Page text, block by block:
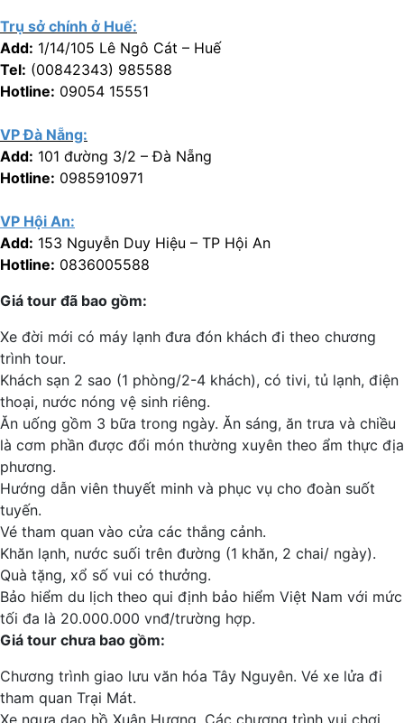
Trụ sở chính ở Huế:
Add: 1/14/105 Lê Ngô Cát – Huế
Tel: (00842343) 985588
Hotline: 09054 15551
VP Đà Nẵng:
Add: 101 đường 3/2 – Đà Nẵng
Hotline: 0985910971
VP Hội An:
Add: 153 Nguyễn Duy Hiệu – TP Hội An
Hotline: 0836005588
Giá tour đã bao gồm:
Xe đời mới có máy lạnh đưa đón khách đi theo chương
trình tour.
Khách sạn 2 sao (1 phòng/2-4 khách), có tivi, tủ lạnh, điện
thoại, nước nóng vệ sinh riêng.
Ăn uống gồm 3 bữa trong ngày. Ăn sáng, ăn trưa và chiều
là cơm phần được đổi món thường xuyên theo ẩm thực địa
phương.
Hướng dẫn viên thuyết minh và phục vụ cho đoàn suốt
tuyến.
Vé tham quan vào cửa các thắng cảnh.
Khăn lạnh, nước suối trên đường (1 khăn, 2 chai/ ngày).
Quà tặng, xổ số vui có thưởng.
Bảo hiểm du lịch theo qui định bảo hiểm Việt Nam với mức
tối đa là 20.000.000 vnđ/trường hợp.
Giá tour chưa bao gồm:
Chương trình giao lưu văn hóa Tây Nguyên. Vé xe lửa đi
tham quan Trại Mát.
Xe ngựa dạo hồ Xuân Hương. Các chương trình vui chơi